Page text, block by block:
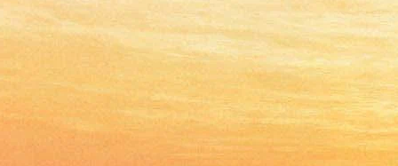
«Находятся в состоянии
полного шваха». Книжные и
издательства просят
поддержки у правительства,
им помогает Сокуров